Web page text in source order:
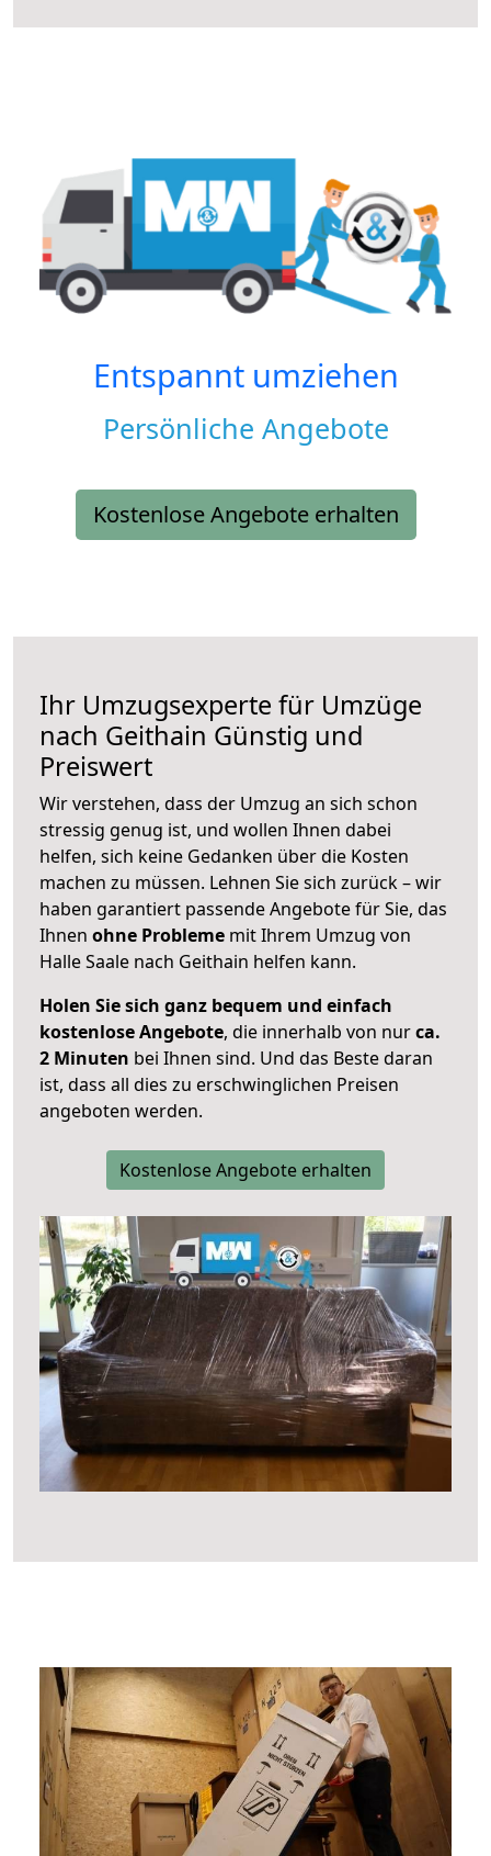
Entspannt umziehen
Persönliche Angebote
Kostenlose Angebote erhalten
Ihr Umzugsexperte für Umzüge
nach Geithain Günstig und
Preiswert
Wir verstehen, dass der Umzug an sich schon
stressig genug ist, und wollen Ihnen dabei
helfen, sich keine Gedanken über die Kosten
machen zu müssen. Lehnen Sie sich zurück – wir
haben garantiert passende Angebote für Sie, das
Ihnen ohne Probleme mit Ihrem Umzug von
Halle Saale nach Geithain helfen kann.
Holen Sie sich ganz bequem und einfach
kostenlose Angebote, die innerhalb von nurca.
2 Minuten bei Ihnen sind. Und das Beste daran
ist, dass all dies zu erschwinglichen Preisen
angeboten werden.
Kostenlose Angebote erhalten